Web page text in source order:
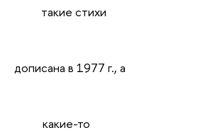
такие стихи
дописана в 1977 г., а
какие-то